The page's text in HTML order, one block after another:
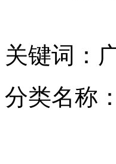
同事含泪追忆罗阳:
中学安装"电子围栏
关键词：
分类名称：